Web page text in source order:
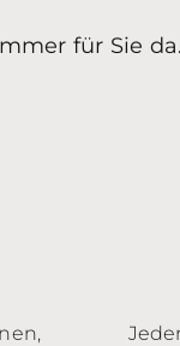
für Sie da.